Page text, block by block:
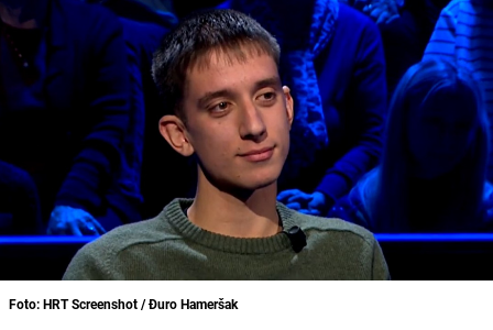
Foto: HRT Screenshot / Đuro Hameršak